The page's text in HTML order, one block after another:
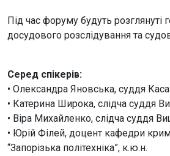
Під час форуму будуть розглянуті
досудового розслідування та
Серед спікерів:
• Олександра Яновська, суддя
• Катерина Широка, слідча суддя
• Віра Михайленко, слідча суддя
• Юрій Філей, доцент кафедри
“Запорізька політехніка”, к.ю.н.